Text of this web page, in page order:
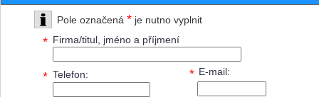
E-mail:
Firma/titul, jméno a příjmení
Telefon:
* *
*
Pole označená * je nutno vyplnit